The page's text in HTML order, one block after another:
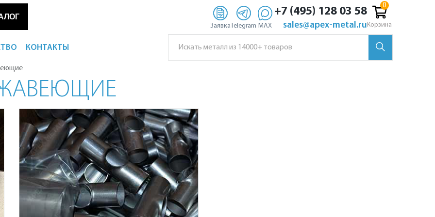
Заявка Telegram MAX
+7 (495) 128 03 58
sales@apex-metal.ru Корзина
КОНТАКТЫ